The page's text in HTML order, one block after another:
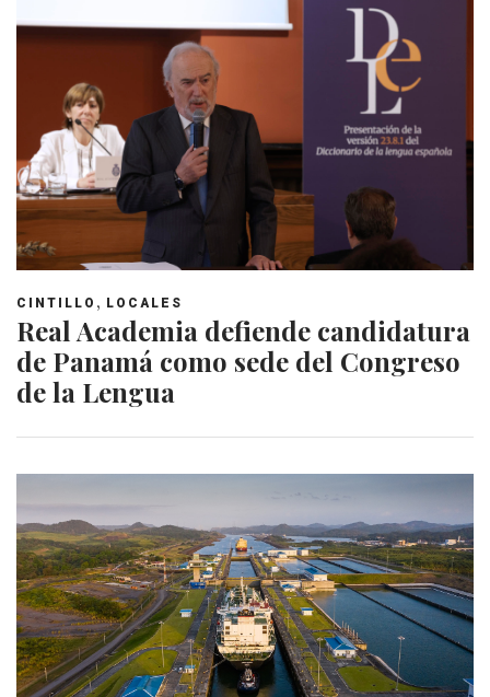
CINTILLO , LOCALES
Real Academia defiende candidatura
de Panamá como sede del Congreso
de la Lengua